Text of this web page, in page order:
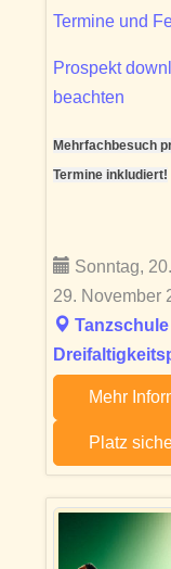
Termine und
Prospekt
beachten
Mehrfachbesuch
Termine inkludiert!
Sonntag,
29. November
Mehr
Platz